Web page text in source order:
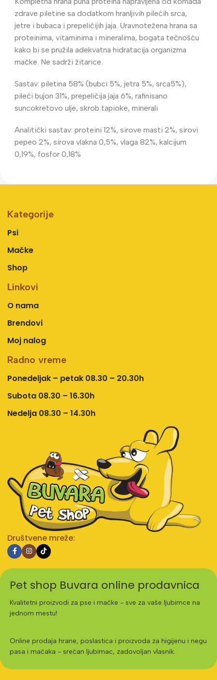
zdrave piletine sa dodatkom hranljivih pilećih srca,
jetre i bubaca i prepeličijih jaja. Uravnotežena hrana sa
proteinima, vitaminima i mineralima, bogata tečnošću
kako bi se pružila adekvatna hidratacija organizma
mačke. Ne sadrži žitarice.
Sastav: piletina 58% (bubci 5%, jetra 5%, srca5%),
pileći bujon 31%, prepeličija jaja 6%, rafinisano
suncokretovo ulje, skrob tapioke, minerali
Analitički sastav: proteini 12%, sirove masti 2%, sirovi
pepeo 2%, sirova vlakna 0,5%, vlaga 82%, kalcijum
0,19%, fosfor 0,18%
Kategorije
Psi
Mačke
Shop
Linkovi
O nama
Brendovi
Moj nalog
Radno vreme
Ponedeljak – petak 08.30 – 20.30h
Subota 08.30 – 16.30h
Nedelja 08.30 – 14.30h
Društvene mreže:
Pet shop Buvara online prodavnica
Kvalitetni proizvodi za pse i mačke - sve za vaše ljubimce na
jednom mestu!
Online prodaja hrane, poslastica i proizvoda za higijenu i negu
pasa i mačaka - srećan ljubimac, zadovoljan vlasnik.